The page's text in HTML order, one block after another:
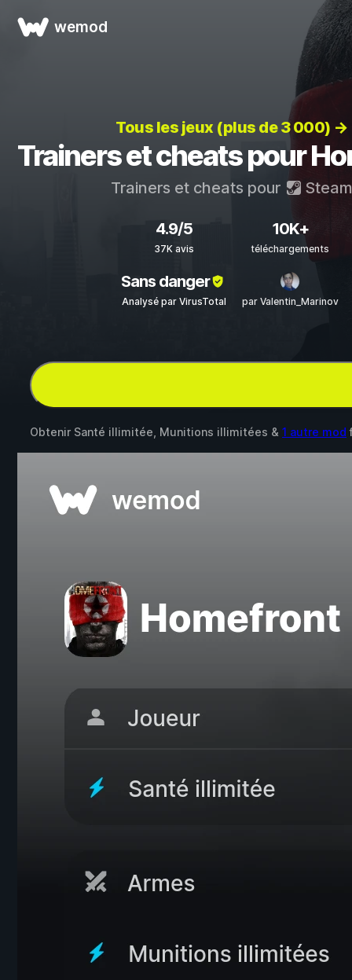
wemod
Tous les jeux (plus de 3 000) →
Trainers et cheats pour
Trainers et cheats pour Steam
4.9/5
37K avis
10K+
téléchargements
Sans danger
Analysé par VirusTotal par Valentin_Marinov
Obtenir Santé illimitée, Munitions illimitées & 1 autre mod